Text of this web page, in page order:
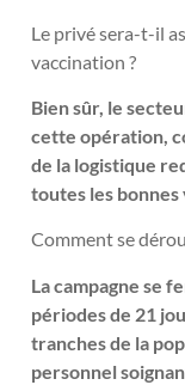
Le privé sera-t-il
vaccination ?
Bien sûr, le
cette opération,
de la logistique
toutes les
Comment se
La campagne se
périodes de 21
tranches de la
personnel